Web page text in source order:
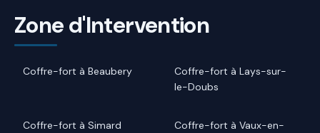
Zone d'Intervention
Coffre-fort à Beaubery
Coffre-fort à Lays-sur-
le-Doubs
Coffre-fort à Simard
Coffre-fort à Vaux-en-